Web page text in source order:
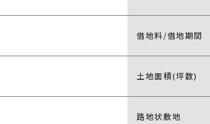
借地料/借地期間
土地面積(坪数)
路地状敷地